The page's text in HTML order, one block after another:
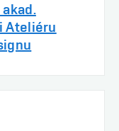
Ateliéru